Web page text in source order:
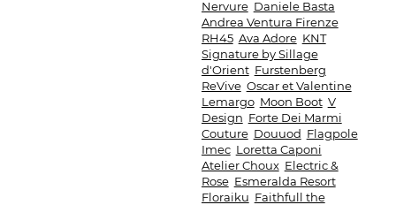
Nervure Daniele Basta
Andrea Ventura Firenze
RH45 Ava Adore KNT
Signature by Sillage
d'Orient Furstenberg
ReVive Oscar et Valentine
Lemargo Moon Boot V
Design Forte Dei Marmi
Couture Douuod Flagpole
Imec Loretta Caponi
Atelier Choux Electric &
Rose Esmeralda Resort
Floraiku Faithfull the